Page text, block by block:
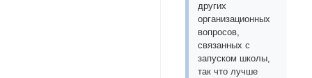
других
организационных
вопросов,
связанных с
запуском школы,
так что лучше